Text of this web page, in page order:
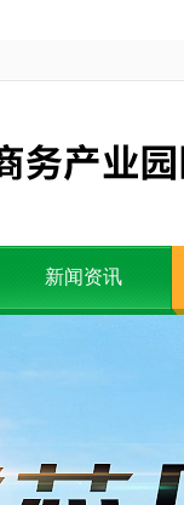
新闻资讯